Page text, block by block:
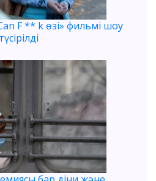
F ** k өзі» фильмі шоу